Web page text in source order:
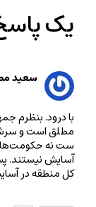
یک
سعید
با درود. بنظرم
مطلق است و
ست نه
آسایش نیستند.
کل منطقه در